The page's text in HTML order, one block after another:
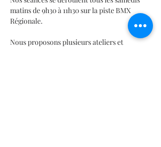
matins de 9h30 à 11h30 sur la piste BMX
Régionale.
Nous proposons plusieurs ateliers et